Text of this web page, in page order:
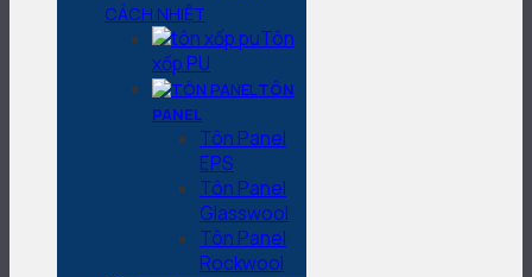
CÁCH NHIỆT
Tôn
xốp PU
TÔN
PANEL
Tôn Panel
EPS
Tôn Panel
Glasswool
Tôn Panel
Rockwool